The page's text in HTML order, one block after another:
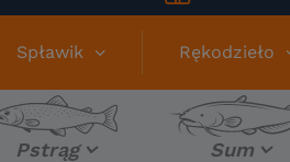
Spławik Rękodzieło
Pstrąg Sum